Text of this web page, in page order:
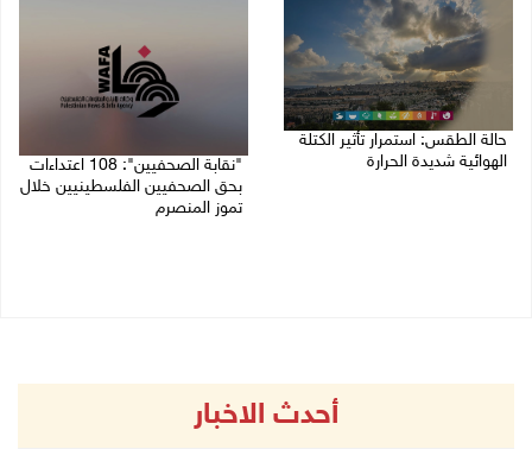
حالة الطقس: استمرار تأثير الكتلة
الهوائية شديدة الحرارة
"نقابة الصحفيين": 108 اعتداءات
بحق الصحفيين الفلسطينيين خلال
تموز المنصرم
أحدث الاخبار